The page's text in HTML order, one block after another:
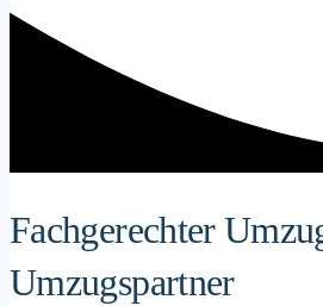
Fachgerechter
Umzugspartner